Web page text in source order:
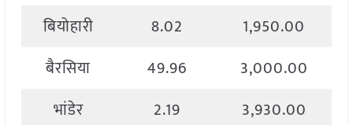
बियोहारी
8.02
1,950.00
बैरसिया
49.96
3,000.00
भांडेर
2.19
3,930.00